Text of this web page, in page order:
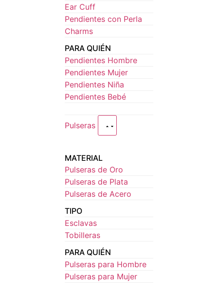
Ear Cuff
Pendientes con Perla
Charms
PARA QUIÉN
Pendientes Hombre
Pendientes Mujer
Pendientes Niña
Pendientes Bebé
Pulseras
MATERIAL
Pulseras de Oro
Pulseras de Plata
Pulseras de Acero
TIPO
Esclavas
Tobilleras
PARA QUIÉN
Pulseras para Hombre
Pulseras para Mujer